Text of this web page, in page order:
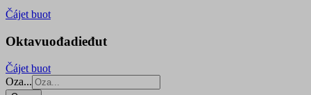
Čájet buot
Oktavuođadieđut
Čájet buot
Oza...